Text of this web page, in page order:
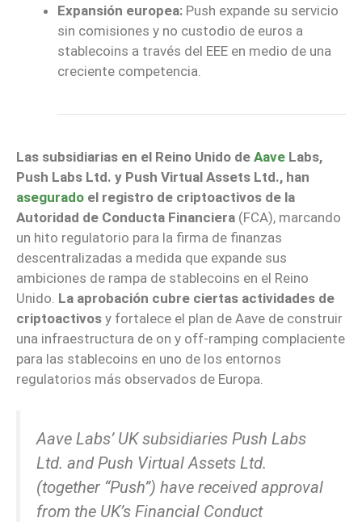
Expansión europea: Push expande su servicio
sin comisiones y no custodio de euros a
stablecoins a través del EEE en medio de una
creciente competencia.
Las subsidiarias en el Reino Unido de Aave Labs,
Push Labs Ltd. y Push Virtual Assets Ltd., han
asegurado el registro de criptoactivos de la
Autoridad de Conducta Financiera (FCA), marcando
un hito regulatorio para la firma de finanzas
descentralizadas a medida que expande sus
ambiciones de rampa de stablecoins en el Reino
Unido. La aprobación cubre ciertas actividades de
criptoactivos y fortalece el plan de Aave de construir
una infraestructura de on y off-ramping complaciente
para las stablecoins en uno de los entornos
regulatorios más observados de Europa.
Aave Labs’ UK subsidiaries Push Labs
Ltd. and Push Virtual Assets Ltd.
(together “Push”) have received approval
from the UK’s Financial Conduct